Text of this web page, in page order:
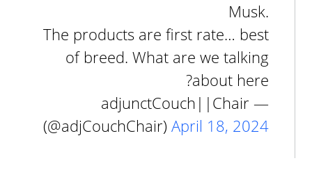
Musk.
The products are first rate… best
of breed. What are we talking
about here?
— adjunctCouch||Chair
(@adjCouchChair) April 18, 2024